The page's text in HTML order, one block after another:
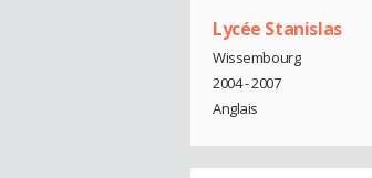
Lycée Stanislas
Wissembourg
2004 - 2007
Anglais